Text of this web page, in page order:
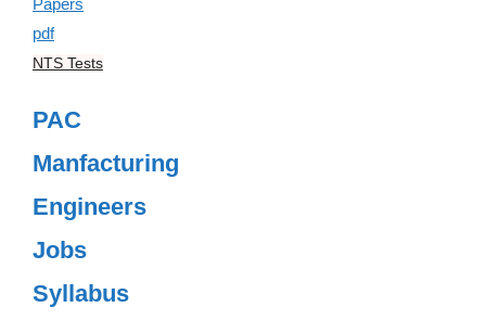
NTS Tests
PAC
Manfacturing
Engineers
Jobs
Syllabus